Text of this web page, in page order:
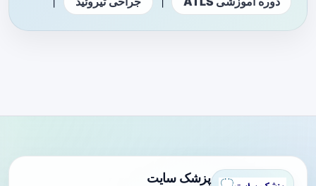
پزشک سایت